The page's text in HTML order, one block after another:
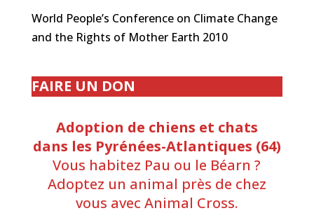
World People’s Conference on Climate Change
and the Rights of Mother Earth 2010
FAIRE UN DON
Adoption de chiens et chats
dans les Pyrénées-Atlantiques (64)
Vous habitez Pau ou le Béarn ?
Adoptez un animal près de chez
vous avec Animal Cross.